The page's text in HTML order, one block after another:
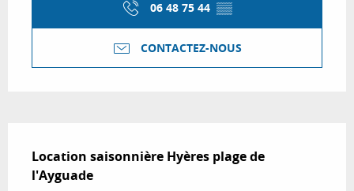
06 48 75 44 ▒▒
CONTACTEZ-NOUS
Location saisonnière Hyères plage de
l'Ayguade